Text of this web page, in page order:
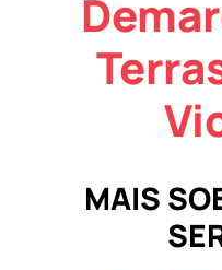
MAIS